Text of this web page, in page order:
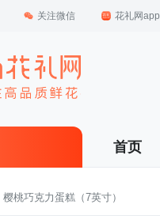
关注微信 花礼网app
首页
樱桃巧克力蛋糕（7英寸）